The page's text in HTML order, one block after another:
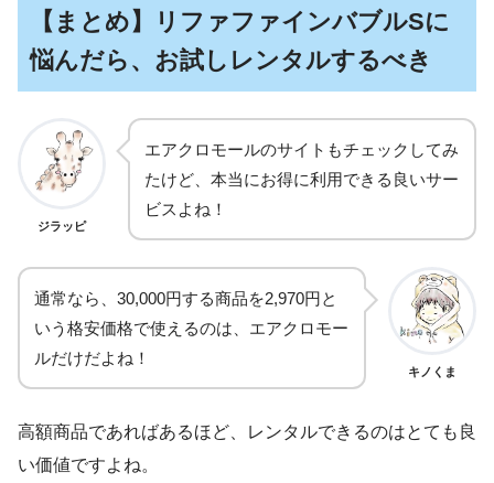
【まとめ】リファファインバブルSに
悩んだら、お試しレンタルするべき
ジラッピ
エアクロモールのサイトもチェックしてみ
たけど、本当にお得に利用できる良いサー
ビスよね！
通常なら、30,000円する商品を2,970円と
いう格安価格で使えるのは、エアクロモー
ルだけだよね！
キノくま
高額商品であればあるほど、レンタルできるのはとても良
い価値ですよね。